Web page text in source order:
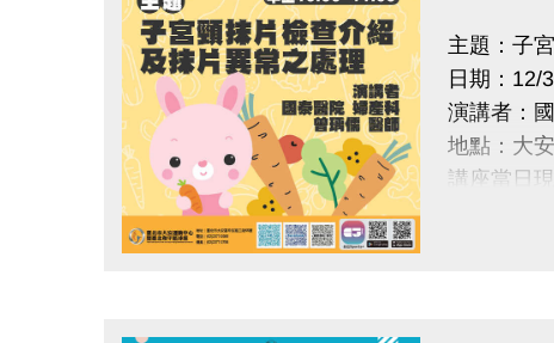
主題：子
日期：12/
演講者：
地點：大
講座當日